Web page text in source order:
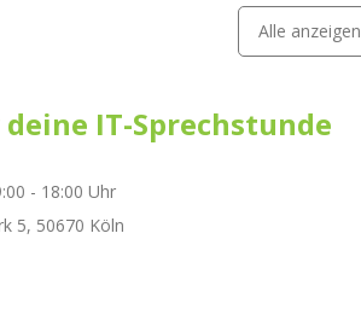
Alle anzeigen
IT-Sprechstunde
- 18:00 Uhr
5, 50670 Köln